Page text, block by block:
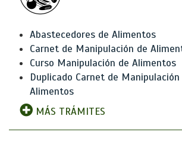
Abastecedores de Alimentos
Carnet de Manipulación de
Curso Manipulación de Alimentos
Duplicado Carnet de Manipulación
Alimentos
MÁS TRÁMITES